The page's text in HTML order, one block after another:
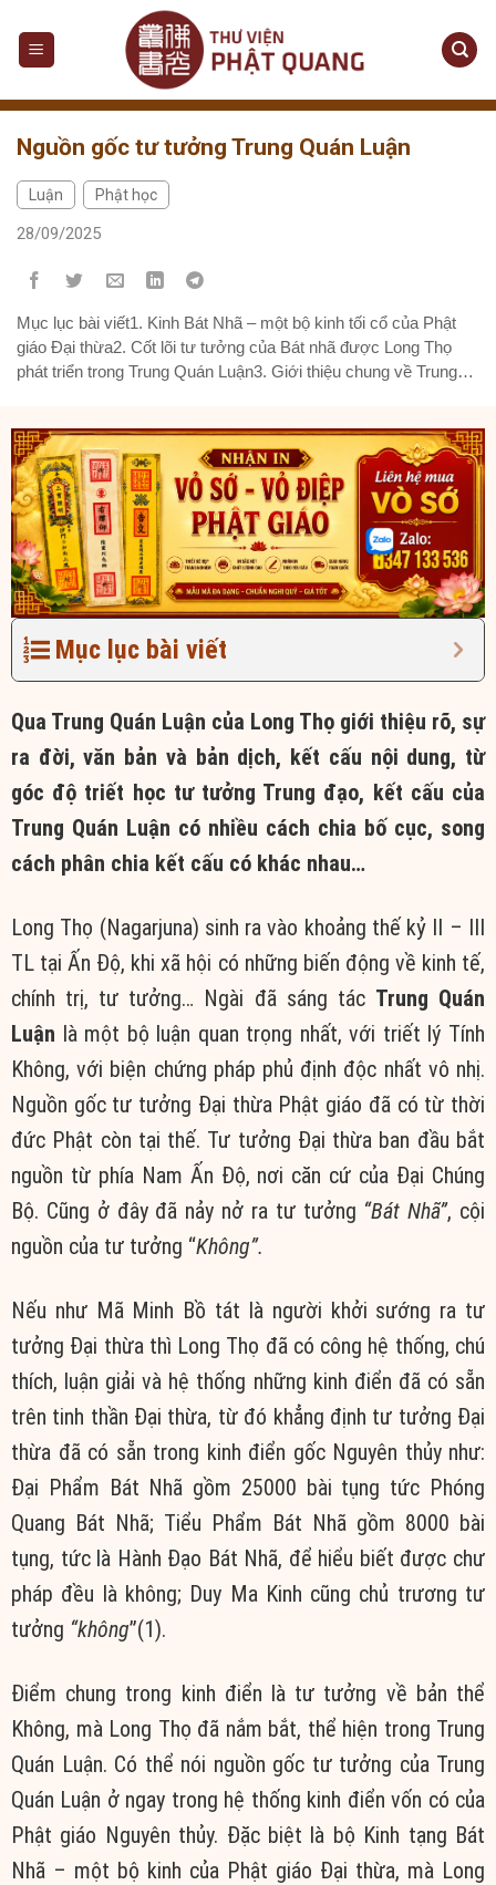
content
Nguồn gốc tư tưởng Trung Quán Luận
Luận Phật học
28/09/2025
Mục lục bài viết1. Kinh Bát Nhã – một bộ kinh tối cổ của Phật
giáo Đại thừa2. Cốt lõi tư tưởng của Bát nhã được Long Thọ
phát triển trong Trung Quán Luận3. Giới thiệu chung về Trung
Mục lục bài viết
Qua Trung Quán Luận của Long Thọ giới thiệu rõ, sự
ra đời, văn bản và bản dịch, kết cấu nội dung, từ
góc độ triết học tư tưởng Trung đạo, kết cấu của
Trung Quán Luận có nhiều cách chia bố cục, song
cách phân chia kết cấu có khác nhau…
Long Thọ (Nagarjuna) sinh ra vào khoảng thế kỷ II – III
TL tại Ấn Độ, khi xã hội có những biến động về kinh tế,
chính trị, tư tưởng… Ngài đã sáng tác Trung Quán
Luận là một bộ luận quan trọng nhất, với triết lý Tính
Không, với biện chứng pháp phủ định độc nhất vô nhị.
Nguồn gốc tư tưởng Đại thừa Phật giáo đã có từ thời
đức Phật còn tại thế. Tư tưởng Đại thừa ban đầu bắt
nguồn từ phía Nam Ấn Độ, nơi căn cứ của Đại Chúng
Bộ. Cũng ở đây đã nảy nở ra tư tưởng “Bát Nhã”, cội
nguồn của tư tưởng “Không”.
Nếu như Mã Minh Bồ tát là người khởi sướng ra tư
tưởng Đại thừa thì Long Thọ đã có công hệ thống, chú
thích, luận giải và hệ thống những kinh điển đã có sẵn
trên tinh thần Đại thừa, từ đó khẳng định tư tưởng Đại
thừa đã có sẵn trong kinh điển gốc Nguyên thủy như:
Đại Phẩm Bát Nhã gồm 25000 bài tụng tức Phóng
Quang Bát Nhã; Tiểu Phẩm Bát Nhã gồm 8000 bài
tụng, tức là Hành Đạo Bát Nhã, để hiểu biết được chư
pháp đều là không; Duy Ma Kinh cũng chủ trương tư
tưởng “không”(1).
Điểm chung trong kinh điển là tư tưởng về bản thể
Không, mà Long Thọ đã nắm bắt, thể hiện trong Trung
Quán Luận. Có thể nói nguồn gốc tư tưởng của Trung
Quán Luận ở ngay trong hệ thống kinh điển vốn có của
Phật giáo Nguyên thủy. Đặc biệt là bộ Kinh tạng Bát
Nhã – một bộ kinh của Phật giáo Đại thừa, mà Long